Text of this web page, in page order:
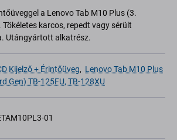
a Lenovo Tab M10 Plus (3.
karcos, repedt vagy sérült
Utángyártott alkatrész.
Kijelző + Érintőüveg, Lenovo Tab M10 Plus
Gen) TB-125FU, TB-128XU
01